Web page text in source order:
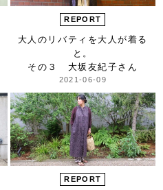
REPORT
大人のリバティを 大人が着る
と。
その３ 大坂友紀子さん
2021-06-09
REPORT